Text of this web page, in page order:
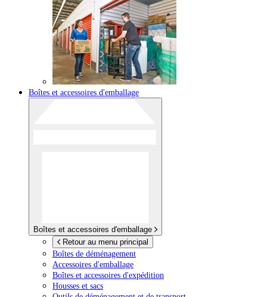
Boîtes et accessoires d'emballage
Boîtes et accessoires d'emballage
Retour au menu principal
Boîtes de déménagement
Accessoires d'emballage
Boîtes et accessoires d'expédition
Housses et sacs